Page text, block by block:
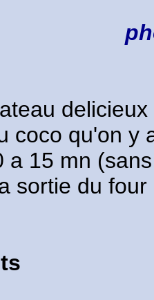
coco qu'on y
a 15 mn
sortie du